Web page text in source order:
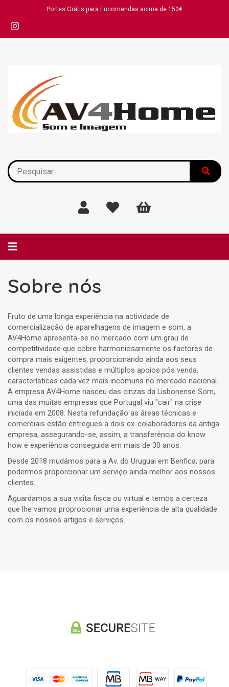
Portes Grátis para Encomendas acima de 150€
Alternar
Sobre nós
Sobre
nós
Fruto de uma longa experiência na actividade de
comercialização de aparelhagens de imagem e som, a
AV4Home apresenta-se no mercado com um grau de
competitividade que cobre harmoniosamente os factores de
compra mais exigentes, proporcionando ainda aos seus
clientes vendas assistidas e múltiplos apoios pós venda,
características cada vez mais incomuns no mercado nacional.
A empresa AV4Home nasceu das cinzas da Lisbonense Som,
uma das muitas empresas que Portugal viu "cair" na crise
iniciada em 2008. Nesta refundação as áreas técnicas e
comerciais estão entregues a dois ex-colaboradores da antiga
empresa, assegurando-se, assim, a transferência do know
how e experiência conseguida em mais de 30 anos.
Desde 2018 mudámos para a Av. do Uruguai em Benfica, para
podermos proporcionar um serviço ainda melhor aos nossos
clientes.
Aguardamos a sua visita fisica ou virtual e temos a certeza
que lhe vamos proprocionar uma experiência de alta qualidade
com os nossos artigos e serviços.